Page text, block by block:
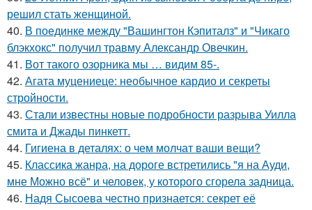
решил стать женщиной.
40. В поединке между "Вашингтон Кэпиталз" и "Чикаго
блэкхокс" получил травму Александр Овечкин.
41. Вот такого озорника мы … видим 85-.
42. Агата муцениеце: необычное кардио и секреты
стройности.
43. Стали известны новые подробности разрыва Уилла
смита и Джады пинкетт.
44. Гигиена в деталях: о чем молчат ваши вещи?
45. Классика жанра, на дороге встретились "я на Ауди,
мне Можно всё" и человек, у которого сгорела задница.
46. Надя Сысоева честно признается: секрет её